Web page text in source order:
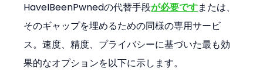
HaveIBeenPwnedの代替手段が必要ですまたは、
そのギャップを埋めるための同様の専用サービ
ス。速度、精度、プライバシーに基づいた最も効
果的なオプションを以下に示します。